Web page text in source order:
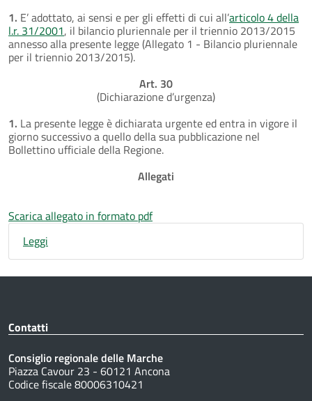
1. E’ adottato, ai sensi e per gli effetti di cui all’articolo 4 della
l.r. 31/2001, il bilancio pluriennale per il triennio 2013/2015
annesso alla presente legge (Allegato 1 - Bilancio pluriennale
per il triennio 2013/2015).
Art. 30
(Dichiarazione d’urgenza)
1. La presente legge è dichiarata urgente ed entra in vigore il
giorno successivo a quello della sua pubblicazione nel
Bollettino ufficiale della Regione.
Allegati
Scarica allegato in formato pdf
Leggi
Contatti
Consiglio regionale delle Marche
Piazza Cavour 23 - 60121 Ancona
Codice fiscale 80006310421